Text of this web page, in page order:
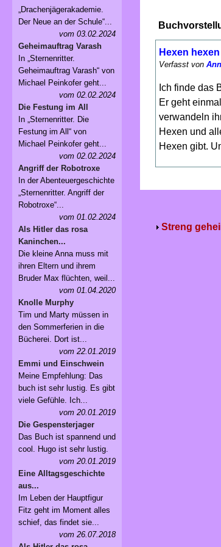
Hexen hexen
Verfasst von
Ich finde das
Er geht
verwandeln
Hexen und
Hexen gibt.
Streng
„Drachenjägerakademie.
Der Neue an der Schule“...
vom 03.02.2024
Geheimauftrag Varash
In „Sternenritter.
Geheimauftrag Varash“ von
Michael Peinkofer geht...
vom 02.02.2024
Die Festung im All
In „Sternenritter. Die
Festung im All“ von
Michael Peinkofer geht...
vom 02.02.2024
Angriff der Robotroxe
In der Abenteuergeschichte
„Sternenritter. Angriff der
Robotroxe“...
vom 01.02.2024
Als Hitler das rosa
Kaninchen...
Die kleine Anna muss mit
ihren Eltern und ihrem
Bruder Max flüchten, weil...
vom 01.04.2020
Knolle Murphy
Tim und Marty müssen in
den Sommerferien in die
Bücherei. Dort ist...
vom 22.01.2019
Emmi und Einschwein
Meine Empfehlung: Das
buch ist sehr lustig. Es gibt
viele Gefühle. Ich...
vom 20.01.2019
Die Gespensterjager
Das Buch ist spannend und
cool. Hugo ist sehr lustig.
vom 20.01.2019
Eine Alltagsgeschichte
aus...
Im Leben der Hauptfigur
Fitz geht im Moment alles
schief, das findet sie...
vom 26.07.2018